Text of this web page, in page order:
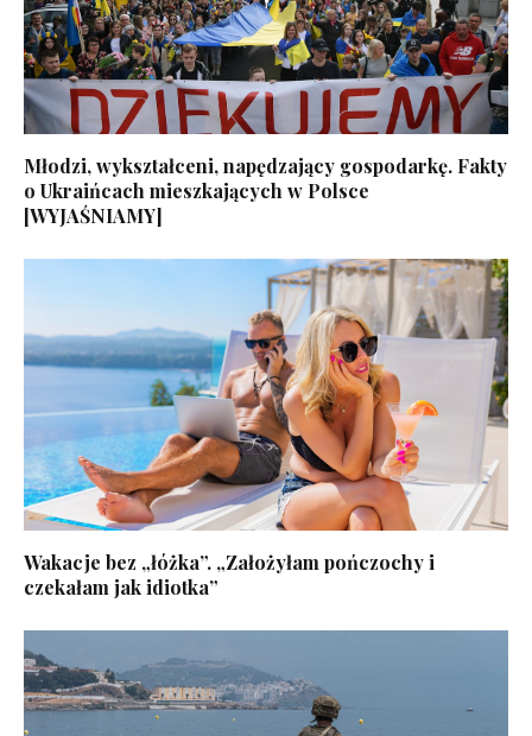
Młodzi, wykształceni, napędzający gospodarkę. Fakty
o Ukraińcach mieszkających w Polsce
[WYJAŚNIAMY]
Wakacje bez „łóżka”. „Założyłam pończochy i
czekałam jak idiotka”